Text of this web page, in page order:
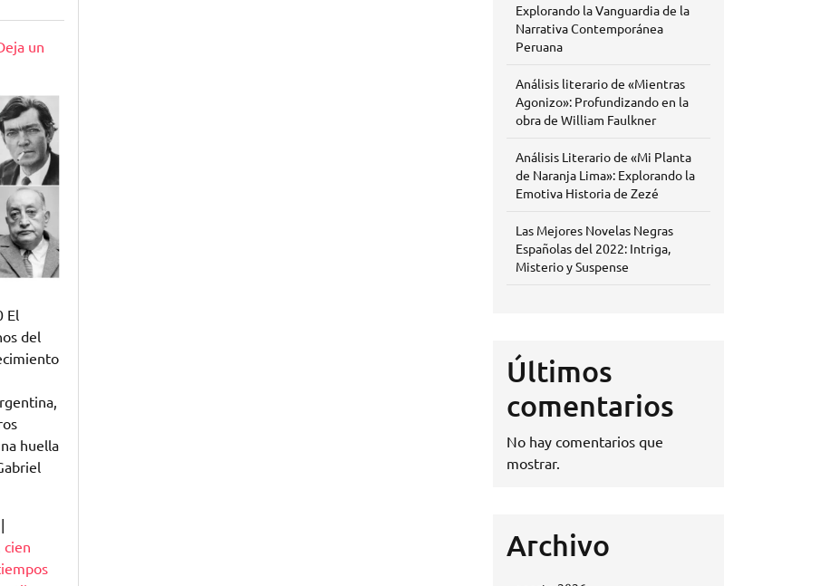
un
El
del
huella
|
cien
Explorando la Vanguardia de la
Narrativa Contemporánea
Peruana
Análisis literario de «Mientras
Agonizo»: Profundizando en la
obra de William Faulkner
Análisis Literario de «Mi Planta
de Naranja Lima»: Explorando la
Emotiva Historia de Zezé
Las Mejores Novelas Negras
Españolas del 2022: Intriga,
Misterio y Suspense
Últimos
comentarios
No hay comentarios que
mostrar.
Archivo